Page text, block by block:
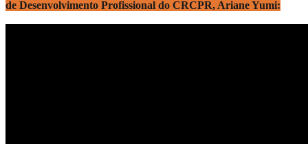
de Desenvolvimento Profissional do CRCPR, Ariane Yumi: